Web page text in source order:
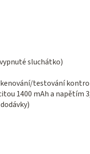
sluchátko)
testování
1400 mAh a napětím